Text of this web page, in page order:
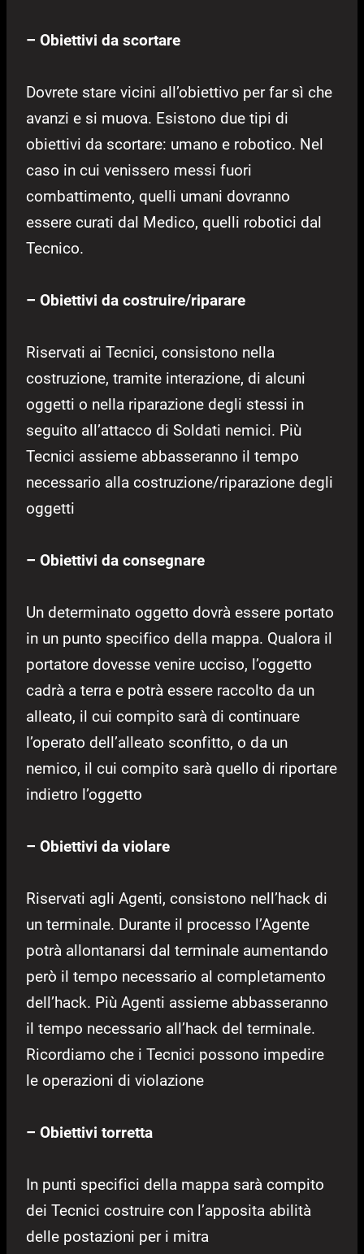
– Obiettivi da scortare
Dovrete stare vicini all’obiettivo per far sì che
avanzi e si muova. Esistono due tipi di
obiettivi da scortare: umano e robotico. Nel
caso in cui venissero messi fuori
combattimento, quelli umani dovranno
essere curati dal Medico, quelli robotici dal
Tecnico.
– Obiettivi da costruire/riparare
Riservati ai Tecnici, consistono nella
costruzione, tramite interazione, di alcuni
oggetti o nella riparazione degli stessi in
seguito all’attacco di Soldati nemici. Più
Tecnici assieme abbasseranno il tempo
necessario alla costruzione/riparazione degli
oggetti
– Obiettivi da consegnare
Un determinato oggetto dovrà essere portato
in un punto specifico della mappa. Qualora il
portatore dovesse venire ucciso, l’oggetto
cadrà a terra e potrà essere raccolto da un
alleato, il cui compito sarà di continuare
l’operato dell’alleato sconfitto, o da un
nemico, il cui compito sarà quello di riportare
indietro l’oggetto
– Obiettivi da violare
Riservati agli Agenti, consistono nell’hack di
un terminale. Durante il processo l’Agente
potrà allontanarsi dal terminale aumentando
però il tempo necessario al completamento
dell’hack. Più Agenti assieme abbasseranno
il tempo necessario all’hack del terminale.
Ricordiamo che i Tecnici possono impedire
le operazioni di violazione
– Obiettivi torretta
In punti specifici della mappa sarà compito
dei Tecnici costruire con l’apposita abilità
delle postazioni per i mitra